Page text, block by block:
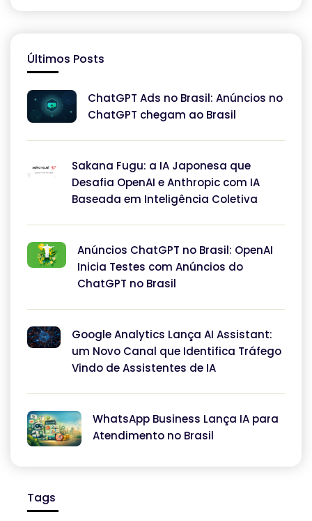
Últimos Posts
ChatGPT Ads no Brasil: Anúncios no
ChatGPT chegam ao Brasil
Sakana Fugu: a IA Japonesa que
Desafia OpenAI e Anthropic com IA
Baseada em Inteligência Coletiva
Anúncios ChatGPT no Brasil: OpenAI
Inicia Testes com Anúncios do
ChatGPT no Brasil
Google Analytics Lança AI Assistant:
um Novo Canal que Identifica Tráfego
Vindo de Assistentes de IA
WhatsApp Business Lança IA para
Atendimento no Brasil
Tags